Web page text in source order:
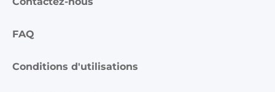
FAQ
Conditions d'utilisations